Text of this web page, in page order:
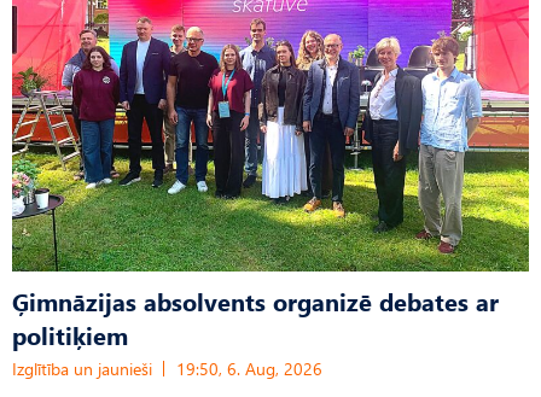
Ģimnāzijas absolvents organizē debates ar
politiķiem
Izglītība un jaunieši 19:50, 6. Aug, 2026